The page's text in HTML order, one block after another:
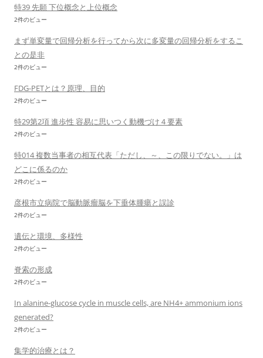
特39 先願 下位概念と上位概念
2件のビュー
まず単変量で回帰分析を行ってから次に多変量の回帰分析をするこ
との是非
2件のビュー
FDG-PETとは？原理、目的
2件のビュー
特29第2項 進歩性 容易に思いつく動機づけ４要素
2件のビュー
特014 複数当事者の相互代表「ただし、～、この限りでない。」は
どこに係るのか
2件のビュー
彦根市立病院で脳動脈瘤脳を下垂体腫瘍と誤診
2件のビュー
遺伝と環境、多様性
2件のビュー
脊索の形成
2件のビュー
In alanine-glucose cycle in muscle cells, are NH4+ ammonium ions
generated?
2件のビュー
集学的治療とは？